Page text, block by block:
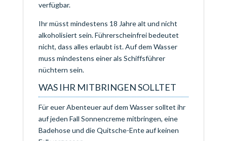
verfügbar.
Ihr müsst mindestens 18 Jahre alt und nicht
alkoholisiert sein. Führerscheinfrei bedeutet
nicht, dass alles erlaubt ist. Auf dem Wasser
muss mindestens einer als Schiffsführer
nüchtern sein.
WAS IHR MITBRINGEN SOLLTET
Für euer Abenteuer auf dem Wasser solltet ihr
auf jeden Fall Sonnencreme mitbringen, eine
Badehose und die Quitsche-Ente auf keinen